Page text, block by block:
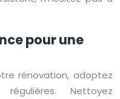
pour une
rénovation, adoptez
Nettoyez